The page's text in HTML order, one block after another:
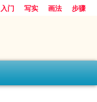
入门 写实 画法
步骤